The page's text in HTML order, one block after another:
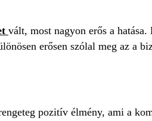
vált, most nagyon erős a
erősen szólal meg az a
pozitív élmény, ami a